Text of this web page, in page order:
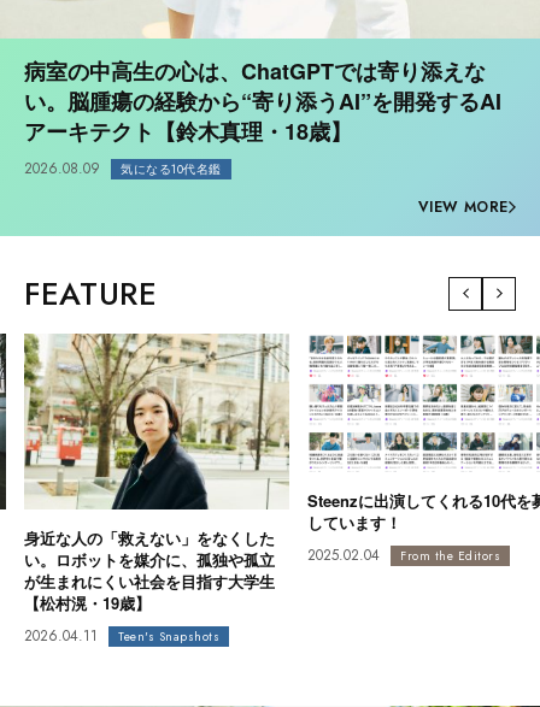
多様性時代を駆け抜ける10代が、「自分」と「仲間」を見つけるメディア＆コミュニティ病室の中高生の心は、ChatGPTでは寄り添えな
い。脳腫瘍の経験から“寄り添うAI”を開発するAI
アーキテクト【鈴木真理・18歳】
2026.08.09 気になる10代名鑑
VIEW MORE
FEATURE
身近な人の「救えない」をなくした
い。ロボットを媒介に、孤独や孤立
が生まれにくい社会を目指す大学生
【松村滉・19歳】
2026.04.11 Teen's Snapshots
Steenzに出演してくれる10代を
しています！
2025.02.04 From the Editors